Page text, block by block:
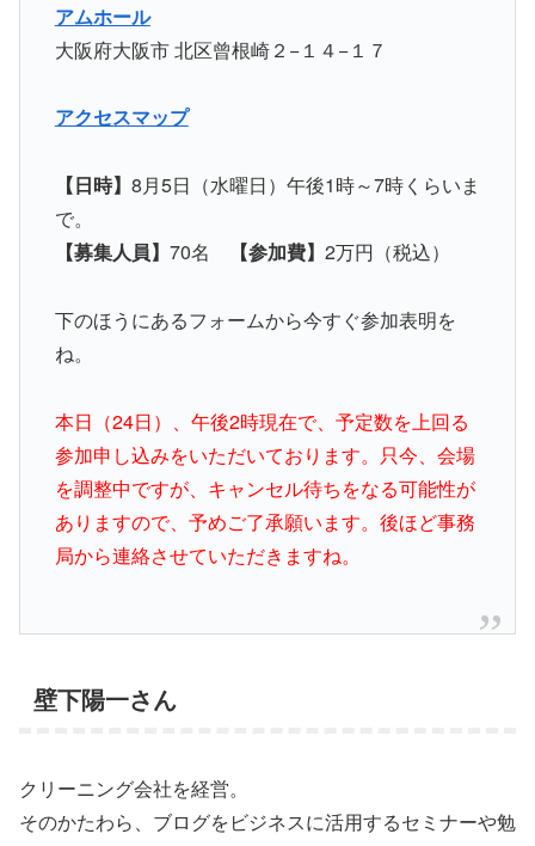
アムホール
大阪府大阪市 北区曾根崎２−１４−１７
アクセスマップ
【日時】 8月5日（水曜日）午後1時～7時くらいま
で。
【募集人員】 70名 【参加費】 2万円（税込）
下のほうにあるフォームから今すぐ参加表明を
ね。
本日（24日）、午後2時現在で、予定数を上回る
参加申し込みをいただいております。只今、会場
を調整中ですが、キャンセル待ちをなる可能性が
ありますので、予めご了承願います。後ほど事務
局から連絡させていただきますね。
壁下陽一さん
クリーニング会社を経営。
そのかたわら、ブログをビジネスに活用するセミナーや勉